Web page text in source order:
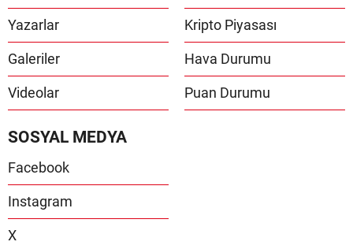
Yazarlar
Galeriler
Videolar
Kripto Piyasası
Hava Durumu
Puan Durumu
SOSYAL MEDYA
Facebook
Instagram
X